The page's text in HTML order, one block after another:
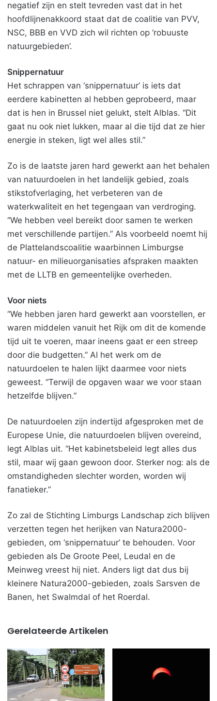
negatief zijn en stelt tevreden vast dat in het
hoofdlijnenakkoord staat dat de coalitie van PVV,
NSC, BBB en VVD zich wil richten op ‘robuuste
natuurgebieden’.
Snippernatuur
Het schrappen van ‘snippernatuur’ is iets dat
eerdere kabinetten al hebben geprobeerd, maar
dat is hen in Brussel niet gelukt, stelt Alblas. “Dit
gaat nu ook niet lukken, maar al die tijd dat ze hier
energie in steken, ligt wel alles stil.”
Zo is de laatste jaren hard gewerkt aan het behalen
van natuurdoelen in het landelijk gebied, zoals
stikstofverlaging, het verbeteren van de
waterkwaliteit en het tegengaan van verdroging.
“We hebben veel bereikt door samen te werken
met verschillende partijen.” Als voorbeeld noemt hij
de Plattelandscoalitie waarbinnen Limburgse
natuur- en milieuorganisaties afspraken maakten
met de LLTB en gemeentelijke overheden.
Voor niets
“We hebben jaren hard gewerkt aan voorstellen, er
waren middelen vanuit het Rijk om dit de komende
tijd uit te voeren, maar ineens gaat er een streep
door die budgetten.” Al het werk om de
natuurdoelen te halen lijkt daarmee voor niets
geweest. “Terwijl de opgaven waar we voor staan
hetzelfde blijven.”
De natuurdoelen zijn indertijd afgesproken met de
Europese Unie, die natuurdoelen blijven overeind,
legt Alblas uit. “Het kabinetsbeleid legt alles dus
stil, maar wij gaan gewoon door. Sterker nog: als de
omstandigheden slechter worden, worden wij
fanatieker.”
Zo zal de Stichting Limburgs Landschap zich blijven
verzetten tegen het herijken van Natura2000-
gebieden, om ‘snippernatuur’ te behouden. Voor
gebieden als De Groote Peel, Leudal en de
Meinweg vreest hij niet. Anders ligt dat dus bij
kleinere Natura2000-gebieden, zoals Sarsven de
Banen, het Swalmdal of het Roerdal.
Gerelateerde Artikelen